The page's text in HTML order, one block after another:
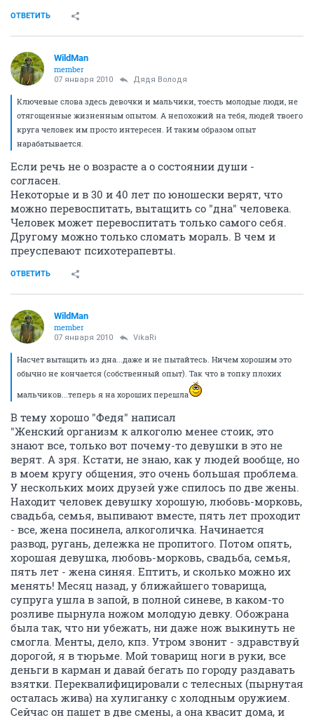
ОТВЕТИТЬ
WildMan
member
07 января 2010 Дядя Володя
Ключевые слова здесь девочки и мальчики, тоесть молодые люди, не
отягощенные жизненным опытом. А непохожий на тебя, людей твоего
круга человек им просто интересен. И таким образом опыт
нарабатывается.
Если речь не о возрасте а о состоянии души -
согласен.
Некоторые и в 30 и 40 лет по юношески верят, что
можно перевоспитать, вытащить со "дна" человека.
Человек может перевоспитать только самого себя.
Другому можно только сломать мораль. В чем и
преуспевают психотерапевты.
ОТВЕТИТЬ
WildMan
member
07 января 2010 VikaRi
Насчет вытащить из дна...даже и не пытайтесь. Ничем хорошим это
обычно не кончается (собственный опыт). Так что в топку плохих
мальчиков...теперь я на хороших перешла
В тему хорошо "Федя" написал
"Женский организм к алкоголю менее стоик, это
знают все, только вот почему-то девушки в это не
верят. А зря. Кстати, не знаю, как у людей вообще, но
в моем кругу общения, это очень большая проблема.
У нескольких моих друзей уже спилось по две жены.
Находит человек девушку хорошую, любовь-морковь,
свадьба, семья, выпивают вместе, пять лет проходит
- все, жена посинела, алкоголичка. Начинается
развод, ругань, дележка не пропитого. Потом опять,
хорошая девушка, любовь-морковь, свадьба, семья,
пять лет - жена синяя. Ептить, и сколько можно их
менять! Месяц назад, у ближайшего товарища,
супруга ушла в запой, в полной синеве, в каком-то
розливе пырнула ножом молодую девку. Обожрана
была так, что ни убежать, ни даже нож выкинуть не
смогла. Менты, дело, кпз. Утром звонит - здравствуй
дорогой, я в тюрьме. Мой товарищ ноги в руки, все
деньги в карман и давай бегать по городу раздавать
взятки. Переквалифицировали с телесных (пырнутая
осталась жива) на хулиганку с холодным оружием.
Сейчас он пашет в две смены, а она квасит дома, и